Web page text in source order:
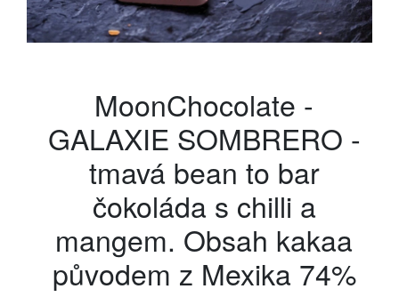
MoonChocolate -
GALAXIE SOMBRERO -
tmavá bean to bar
čokoláda s chilli a
mangem. Obsah kakaa
původem z Mexika 74%